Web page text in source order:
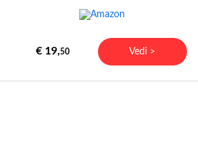
€ 19,50 Vedi >